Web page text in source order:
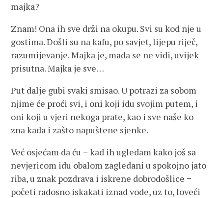
majka?
Znam! Ona ih sve drži na okupu. Svi su kod nje u
gostima. Došli su na kafu, po savjet, lijepu riječ,
razumijevanje. Majka je, mada se ne vidi, uvijek
prisutna. Majka je sve…
Put dalje gubi svaki smisao. U potrazi za sobom
njime će proći svi, i oni koji idu svojim putem, i
oni koji u vjeri nekoga prate, kao i sve naše ko
zna kada i zašto napuštene sjenke.
Već osjećam da ću − kad ih ugledam kako još sa
nevjericom idu obalom zagledani u spokojno jato
riba, u znak pozdrava i iskrene dobrodošlice −
početi radosno iskakati iznad vode, uz to, loveći